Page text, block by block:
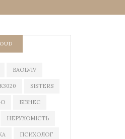
BAOLVIV
SISTERS
БІЗНЕС
НЕРУХОМІСТЬ
ПСИХОЛОГ